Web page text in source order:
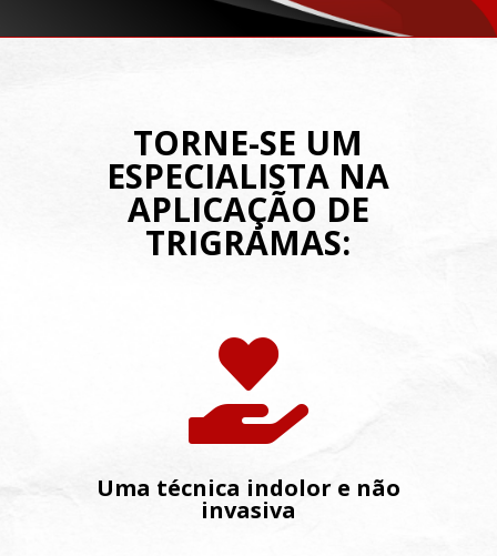
TORNE-SE UM
ESPECIALISTA NA
APLICAÇÃO DE
TRIGRAMAS:

Uma técnica indolor e não
invasiva